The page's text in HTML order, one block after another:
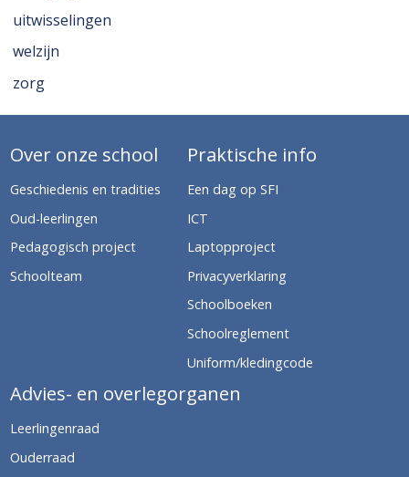
uitwisselingen
welzijn
zorg
Over onze school
Geschiedenis en tradities
Oud-leerlingen
Pedagogisch project
Schoolteam
Praktische info
Een dag op SFI
ICT
Laptopproject
Privacyverklaring
Schoolboeken
Schoolreglement
Uniform/kledingcode
Advies- en overlegorganen
Leerlingenraad
Ouderraad